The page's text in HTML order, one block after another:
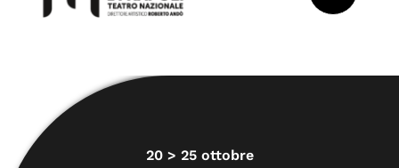
20 > 25 ottobre